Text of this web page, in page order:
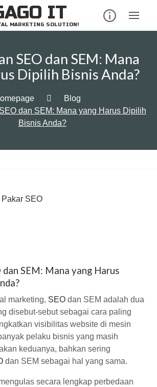
IT
MARKETING SOLUTION!
SEO dan SEM: Mana
Dipilih Bisnis Anda?
Blog
dan SEM: Mana yang Harus Dipilih
Bisnis Anda?
Pakar SEO
dan SEM: Mana yang Harus
marketing, SEO dan SEM adalah dua
disebut-sebut sebagai cara paling
visibilitas website di mesin
pelaku bisnis yang masih
keduanya, bahkan sering
dan SEM sebagai hal yang sama.
secara lengkap perbedaan